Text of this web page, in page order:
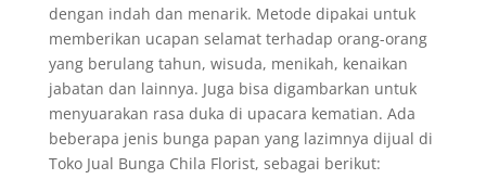
dengan indah dan menarik. Metode dipakai untuk
memberikan ucapan selamat terhadap orang-orang
yang berulang tahun, wisuda, menikah, kenaikan
jabatan dan lainnya. Juga bisa digambarkan untuk
menyuarakan rasa duka di upacara kematian. Ada
beberapa jenis bunga papan yang lazimnya dijual di
Toko Jual Bunga Chila Florist, sebagai berikut: